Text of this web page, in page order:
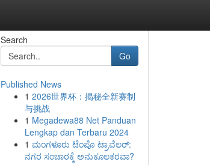
Search
Go
Published News
1 2026世界杯：揭秘全新赛制
与挑战
1 Megadewa88 Net Panduan
Lengkap dan Terbaru 2024
1 ಮಂಗಳೂರು ಟೆಂಪೊ ಟ್ರಾವೆಲರ್:
ನಗರ ಸಂಚಾರಕ್ಕೆ ಅನುಕೂಲಕರವಾ?